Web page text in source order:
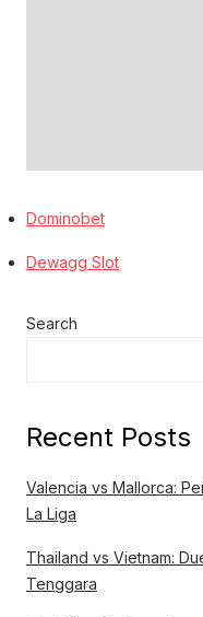
Dominobet
Dewagg Slot
Search
Recent Posts
Valencia vs Mallorca:
La Liga
Thailand vs Vietnam:
Tenggara